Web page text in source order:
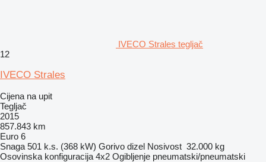
IVECO Strales tegljač
12
IVECO Strales
Cijena na upit
Tegljač
2015
857.843 km
Euro 6
Snaga 501 k.s. (368 kW) Gorivo dizel Nosivost 32.000 kg
Osovinska konfiguracija 4x2 Ogibljenje pneumatski/pneumatski